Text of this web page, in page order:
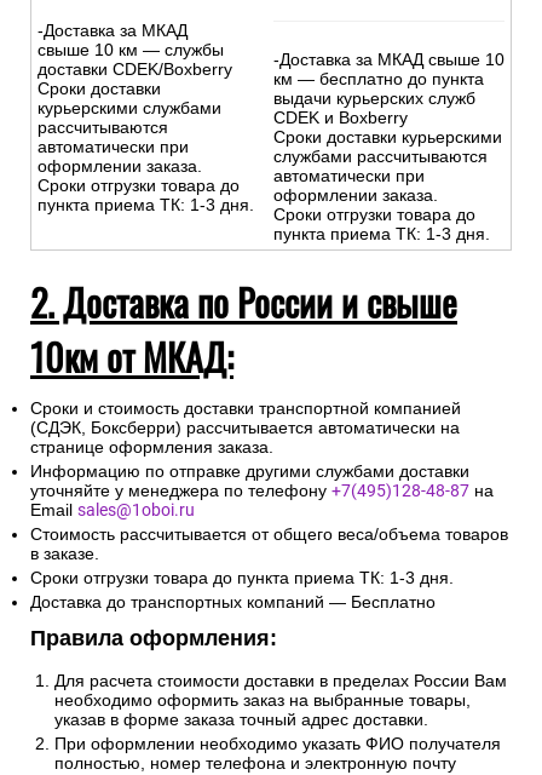
-Доставка за МКАД
свыше 10 км — службы
доставки CDEK/Boxberry
Сроки доставки
курьерскими службами
рассчитываются
автоматически при
оформлении заказа.
Сроки отгрузки товара до
пункта приема ТК: 1-3 дня.
-Доставка за МКАД свыше 10
км — бесплатно до пункта
выдачи курьерских служб
CDEK и Boxberry
Сроки доставки курьерскими
службами рассчитываются
автоматически при
оформлении заказа.
Сроки отгрузки товара до
пункта приема ТК: 1-3 дня.
2. Доставка по России и свыше
10км от МКАД:
Сроки и стоимость доставки транспортной компанией
(СДЭК, Боксберри) рассчитывается автоматически на
странице оформления заказа.
Информацию по отправке другими службами доставки
уточняйте у менеджера по телефону +7(495)128-48-87 на
Email sales@1oboi.ru
Стоимость рассчитывается от общего веса/объема товаров
в заказе.
Сроки отгрузки товара до пункта приема ТК: 1-3 дня.
Доставка до транспортных компаний — Бесплатно
Правила оформления:
Для расчета стоимости доставки в пределах России Вам
необходимо оформить заказ на выбранные товары,
указав в форме заказа точный адрес доставки.
При оформлении необходимо указать ФИО получателя
полностью, номер телефона и электронную почту